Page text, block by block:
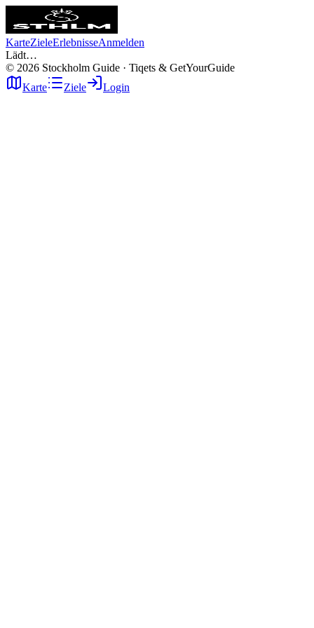
KarteZieleErlebnisseAnmelden
Lädt…
© 2026 Stockholm Guide · Tiqets & GetYourGuide
Karte
Ziele Login